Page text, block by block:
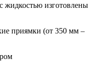
жидкостью изготовлены
приямки (от 350 мм –